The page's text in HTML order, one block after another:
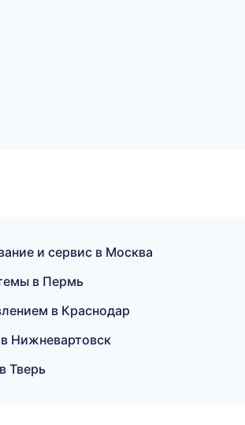
и сервис в Москва
в Пермь
в Краснодар
Нижневартовск
Тверь